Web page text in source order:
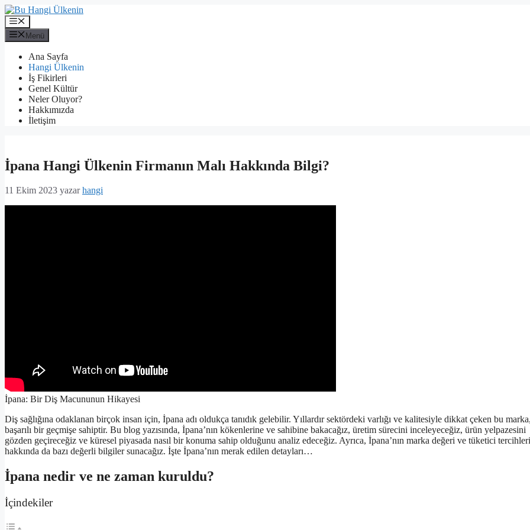
İçeriğe
atla
Menü
Menü
Ana Sayfa
Hangi Ülkenin
İş Fikirleri
Genel Kültür
Neler Oluyor?
Hakkımızda
İletişim
İpana Hangi Ülkenin Firmanın Malı Hakkında Bilgi?
11 Ekim 2023 yazarhangi
İpana: Bir Diş Macununun Hikayesi
Diş sağlığına odaklanan birçok insan için, İpana adı oldukça tanıdık gelebilir. Yıllardır sektördeki varlığı ve kalitesiyle dikkat çeken bu
başarılı bir geçmişe sahiptir. Bu blog yazısında, İpana’nın kökenlerine ve sahibine bakacağız, üretim sürecini inceleyeceğiz, ürün yelpazesini
gözden geçireceğiz ve küresel piyasada nasıl bir konuma sahip olduğunu analiz edeceğiz. Ayrıca, İpana’nın marka değeri ve tüketici tercihleri
hakkında da bazı değerli bilgiler sunacağız. İşte İpana’nın merak edilen detayları…
İpana nedir ve ne zaman kuruldu?
İçindekiler